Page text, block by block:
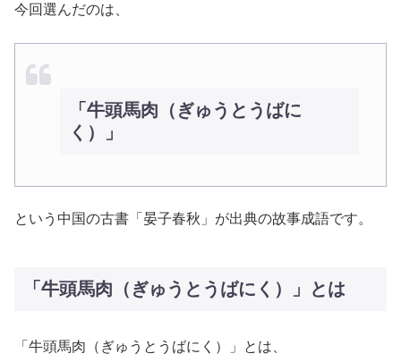
今回選んだのは、
「牛頭馬肉（ぎゅうとうばに
く）」
という中国の古書「晏子春秋」が出典の故事成語です。
「牛頭馬肉（ぎゅうとうばにく）」とは
「牛頭馬肉（ぎゅうとうばにく）」とは、